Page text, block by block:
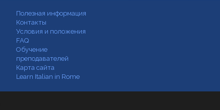
Полезная информация
Контакты
Условия и положения
FAQ
Обучение
преподавателей
Карта сайта
Learn Italian in Rome